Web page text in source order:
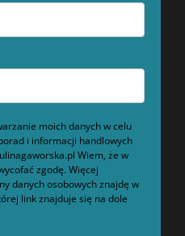
moich danych w celu
i informacji handlowych
Wiem, że w
zgodę. Więcej
danych osobowych znajdę w
link znajduje się na dole